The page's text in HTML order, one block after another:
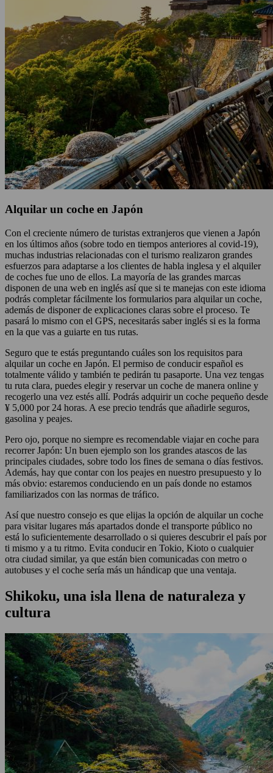
Alquilar un coche en Japón
Con el creciente número de turistas extranjeros que vienen a Japón
en los últimos años (sobre todo en tiempos anteriores al covid-19),
muchas industrias relacionadas con el turismo realizaron grandes
esfuerzos para adaptarse a los clientes de habla inglesa y el alquiler
de coches fue uno de ellos. La mayoría de las grandes marcas
disponen de una web en inglés así que si te manejas con este idioma
podrás completar fácilmente los formularios para alquilar un coche,
además de disponer de explicaciones claras sobre el proceso. Te
pasará lo mismo con el GPS, necesitarás saber inglés si es la forma
en la que vas a guiarte en tus rutas.
Seguro que te estás preguntando cuáles son los requisitos para
alquilar un coche en Japón. El permiso de conducir español es
totalmente válido y también te pedirán tu pasaporte. Una vez tengas
tu ruta clara, puedes elegir y reservar un coche de manera online y
recogerlo una vez estés allí. Podrás adquirir un coche pequeño desde
¥ 5,000 por 24 horas. A ese precio tendrás que añadirle seguros,
gasolina y peajes.
Pero ojo, porque no siempre es recomendable viajar en coche para
recorrer Japón: Un buen ejemplo son los grandes atascos de las
principales ciudades, sobre todo los fines de semana o días festivos.
Además, hay que contar con los peajes en nuestro presupuesto y lo
más obvio: estaremos conduciendo en un país donde no estamos
familiarizados con las normas de tráfico.
Así que nuestro consejo es que elijas la opción de alquilar un coche
para visitar lugares más apartados donde el transporte público no
está lo suficientemente desarrollado o si quieres descubrir el país por
ti mismo y a tu ritmo. Evita conducir en Tokio, Kioto o cualquier
otra ciudad similar, ya que están bien comunicadas con metro o
autobuses y el coche sería más un hándicap que una ventaja.
Shikoku, una isla llena de naturaleza y
cultura